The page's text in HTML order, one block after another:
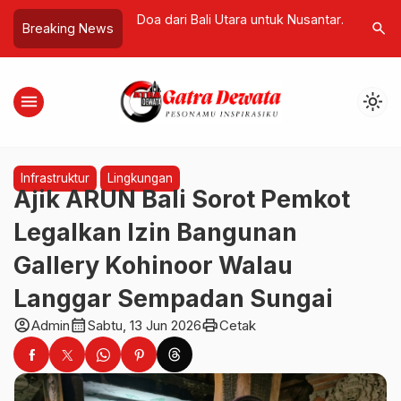
Breaking News
Siapkan
Savate, Bidik
Status Tuan
Doa dari Bali Utara untuk Nusantara!
dan Tokoh Lintas Iman Menyatukan
Harapan Bangsa
Ekssearch
menu light_mode
Infrastruktur Lingkungan
Ajik ARUN Bali Sorot Pemkot
Legalkan Izin Bangunan
Gallery Kohinoor Walau
Langgar Sempadan Sungai
account_circleAdmincalendar_monthSabtu, 13 Jun 2026printCetak